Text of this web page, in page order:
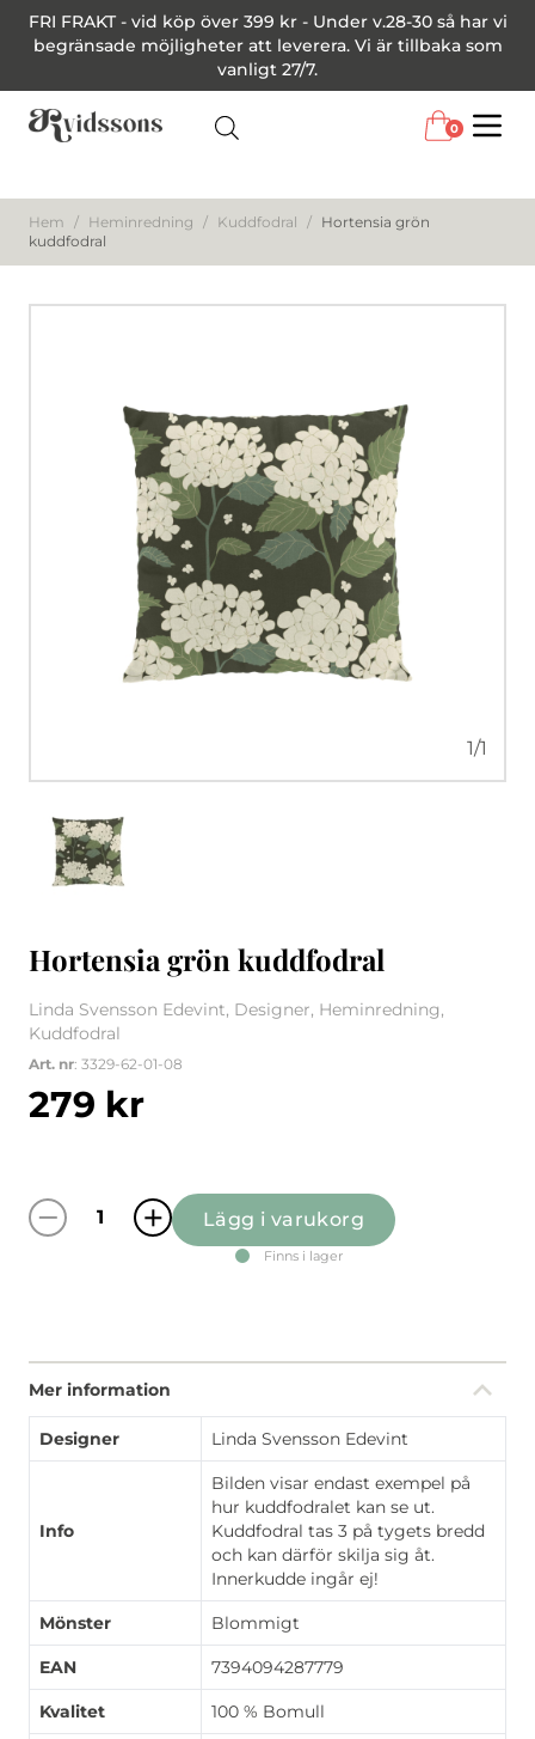
FRI FRAKT - vid köp över 399 kr - Under v.28-30 så har vi
begränsade möjligheter att leverera. Vi är tillbaka som
vanligt 27/7.
0
Hem / Heminredning / Kuddfodral / Hortensia grön
kuddfodral
1/1
Hortensia grön kuddfodral
Linda Svensson Edevint, Designer, Heminredning,
Kuddfodral
Art. nr: 3329-62-01-08
279 kr
Hortensia grön kuddfodral mängd
Lägg i varukorg
Finns i lager
Mer information
Designer Linda Svensson Edevint
Info
Bilden visar endast exempel på
hur kuddfodralet kan se ut.
Kuddfodral tas 3 på tygets bredd
och kan därför skilja sig åt.
Innerkudde ingår ej!
Mönster Blommigt
EAN 7394094287779
Kvalitet 100 % Bomull